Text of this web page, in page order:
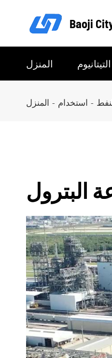
Baoji
المنزل التيتانيوم
المنزل استخدام
البترول